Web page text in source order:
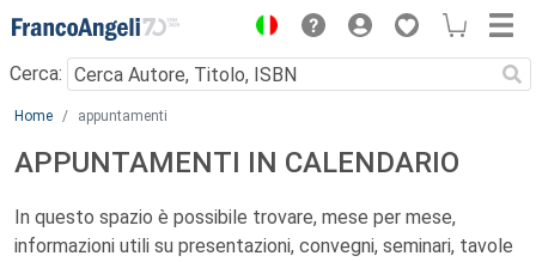
Menu
Cerca:
Main content
Home appuntamenti
APPUNTAMENTI IN CALENDARIO
In questo spazio è possibile trovare, mese per mese,
informazioni utili su presentazioni, convegni, seminari, tavole